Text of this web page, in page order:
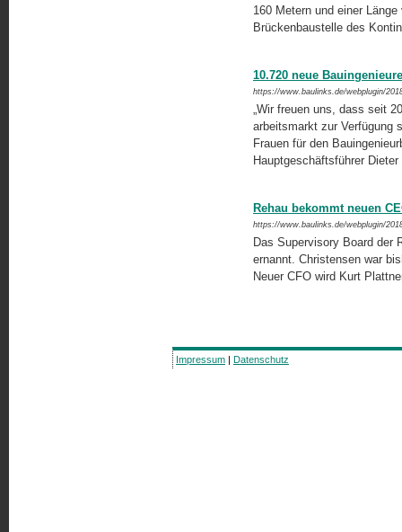
160 Metern und einer
Brückenbaustelle des
10.720 neue
https://www.baulinks.de/webplugin/
„Wir freuen uns, dass seit
arbeitsmarkt zur Verfügung
Frauen für den
Hauptgeschäftsführer
Rehau bekommt neuen
https://www.baulinks.de/webplugin/
Das Supervisory Board der
ernannt. Christensen war
Neuer CFO wird Kurt
Impressum | Datenschutz